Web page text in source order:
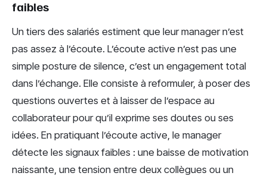
faibles
Un tiers des salariés estiment que leur manager n’est
pas assez à l’écoute. L’écoute active n’est pas une
simple posture de silence, c’est un engagement total
dans l’échange. Elle consiste à reformuler, à poser des
questions ouvertes et à laisser de l’espace au
collaborateur pour qu’il exprime ses doutes ou ses
idées. En pratiquant l’écoute active, le manager
détecte les signaux faibles : une baisse de motivation
naissante, une tension entre deux collègues ou un